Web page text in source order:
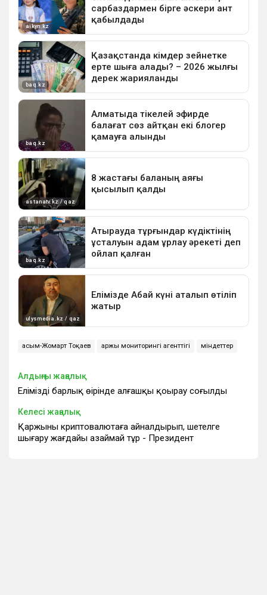
Қасым-Жомарт Тоқаев Қаржы мониторингі агенттігі міндеттер
Алдыңғы жаңалық
Еліміздің барлық өңірінде алғашқы қоңырау соғылды
Келесі жаңалық
Қаржыны криптовалютаға айналдырып, шетелге
шығару жағдайы азаймай тұр - Президент